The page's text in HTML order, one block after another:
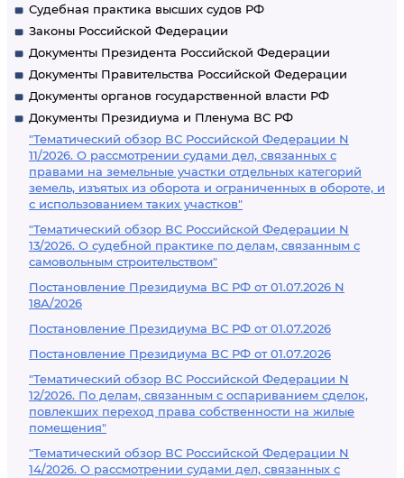
Судебная практика высших судов РФ
Законы Российской Федерации
Документы Президента Российской Федерации
Документы Правительства Российской Федерации
Документы органов государственной власти РФ
Документы Президиума и Пленума ВС РФ
"Тематический обзор ВС Российской Федерации N
11/2026. О рассмотрении судами дел, связанных с
правами на земельные участки отдельных категорий
земель, изъятых из оборота и ограниченных в обороте, и
с использованием таких участков"
"Тематический обзор ВС Российской Федерации N
13/2026. О судебной практике по делам, связанным с
самовольным строительством"
Постановление Президиума ВС РФ от 01.07.2026 N
18А/2026
Постановление Президиума ВС РФ от 01.07.2026
Постановление Президиума ВС РФ от 01.07.2026
"Тематический обзор ВС Российской Федерации N
12/2026. По делам, связанным с оспариванием сделок,
повлекших переход права собственности на жилые
помещения"
"Тематический обзор ВС Российской Федерации N
14/2026. О рассмотрении судами дел, связанных с